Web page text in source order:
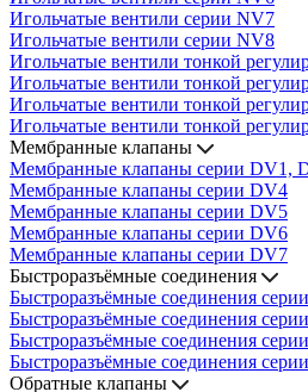
Игольчатые вентили серии NV7
Игольчатые вентили серии NV8
Игольчатые вентили тонкой
Игольчатые вентили тонкой
Игольчатые вентили тонкой
Игольчатые вентили тонкой
Мембранные клапаны
Мембранные клапаны серии DV1,
Мембранные клапаны серии DV4
Мембранные клапаны серии DV5
Мембранные клапаны серии DV6
Мембранные клапаны серии DV7
Быстроразъёмные соединения
Быстроразъёмные соединения
Быстроразъёмные соединения
Быстроразъёмные соединения
Быстроразъёмные соединения
Обратные клапаны